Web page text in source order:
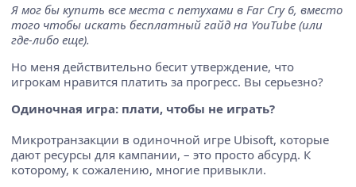
Я мог бы купить все места с петухами в Far Cry 6, вместо
того чтобы искать бесплатный гайд на YouTube (или
где-либо еще).
Но меня действительно бесит утверждение, что
игрокам нравится платить за прогресс. Вы серьезно?
Одиночная игра: плати, чтобы не играть?
Микротранзакции в одиночной игре Ubisoft, которые
дают ресурсы для кампании, – это просто абсурд. К
которому, к сожалению, многие привыкли.